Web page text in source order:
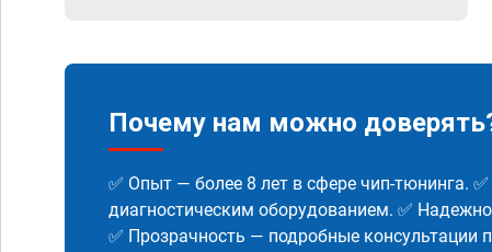
Почему нам можно
✅ Опыт — более 8 лет в сфере чип-тюнинга.
диагностическим оборудованием. ✅
✅ Прозрачность — подробные консультации